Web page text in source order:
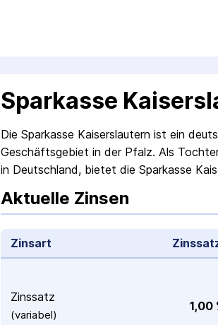
Sparkasse
Die Sparkasse Kaiserslautern ist ein
Geschäftsgebiet in der Pfalz. Als
in Deutschland, bietet die Sparkasse
Aktuelle Zinsen
Zinsart
Zinssatz
(variabel)
1,00